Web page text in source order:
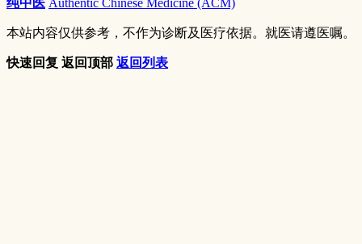
本站内容仅供参考，不作为诊断及医疗依据。就医请遵医嘱。
快速回复 返回顶部 返回列表